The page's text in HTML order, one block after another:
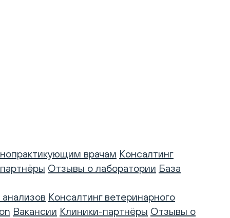
врачам Консалтинг
Отзывы о лаборатории База
Консалтинг ветеринарного
Вакансии Клиники-партнёры Отзывы о